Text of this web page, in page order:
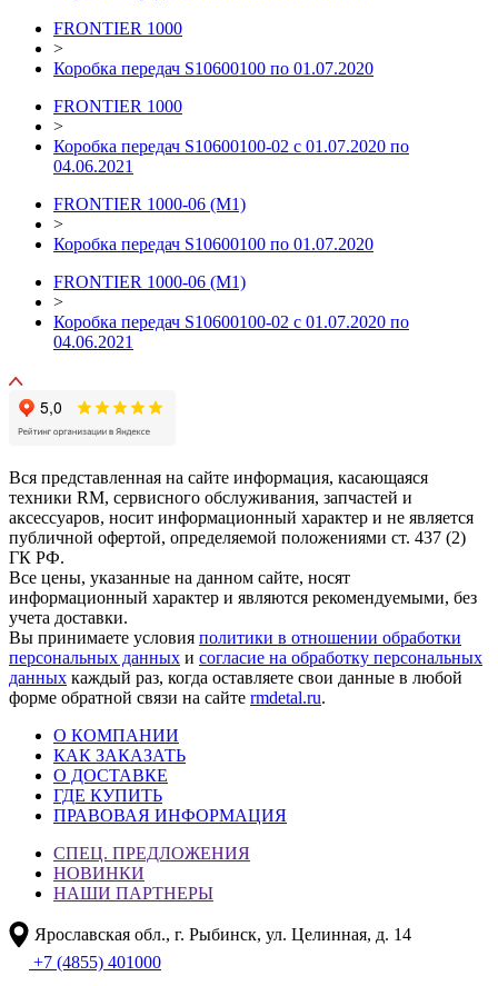
FRONTIER 1000
>
Коробка передач S10600100 по 01.07.2020
FRONTIER 1000
>
Коробка передач S10600100-02 с 01.07.2020 по
04.06.2021
FRONTIER 1000-06 (М1)
>
Коробка передач S10600100 по 01.07.2020
FRONTIER 1000-06 (М1)
>
Коробка передач S10600100-02 с 01.07.2020 по
04.06.2021
Вся представленная на сайте информация, касающаяся
техники RM, сервисного обслуживания, запчастей и
аксессуаров, носит информационный характер и не является
публичной офертой, определяемой положениями ст. 437 (2)
ГК РФ.
Все цены, указанные на данном сайте, носят
информационный характер и являются рекомендуемыми, без
учета доставки.
Вы принимаете условия политики в отношении обработки
персональных данных и согласие на обработку персональных
данных каждый раз, когда оставляете свои данные в любой
форме обратной связи на сайте rmdetal.ru.
О КОМПАНИИ
КАК ЗАКАЗАТЬ
О ДОСТАВКЕ
ГДЕ КУПИТЬ
ПРАВОВАЯ ИНФОРМАЦИЯ
СПЕЦ. ПРЕДЛОЖЕНИЯ
НОВИНКИ
НАШИ ПАРТНЕРЫ
Ярославская обл., г. Рыбинск, ул. Целинная, д. 14
+7 (4855) 401000